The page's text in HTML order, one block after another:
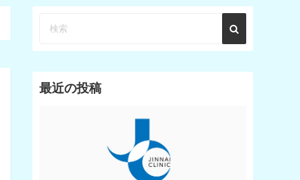
最近の投稿